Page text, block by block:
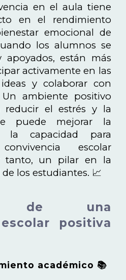
en el aula tiene
en el rendimiento
emocional de
los alumnos se
apoyados, están más
activamente en las
y colaborar con
ambiente positivo
reducir el estrés y la
puede mejorar la
la capacidad para
escolar
tanto, un pilar en la
los estudiantes. 📈
de una
positiva
académico 📚